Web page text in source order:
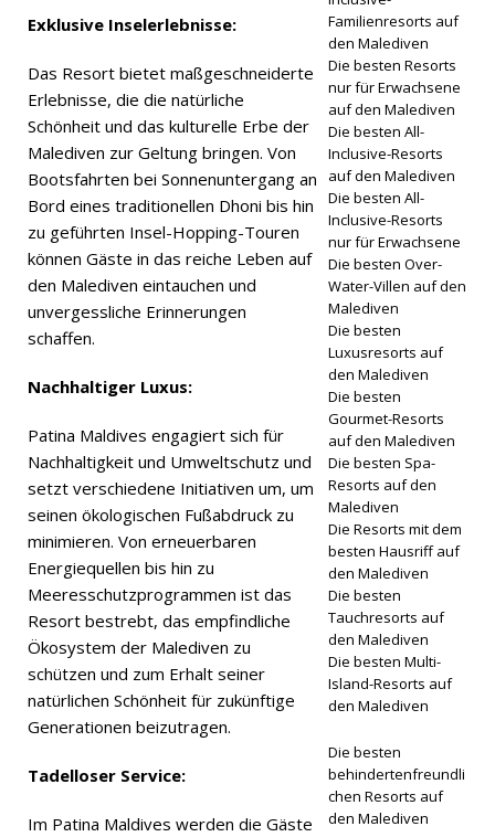
NGEBOTE
Exklusive Inselerlebnisse:
Das Resort bietet maßgeschneiderte
Erlebnisse, die die natürliche
Schönheit und das kulturelle Erbe der
Malediven zur Geltung bringen. Von
Bootsfahrten bei Sonnenuntergang an
Bord eines traditionellen Dhoni bis hin
zu geführten Insel-Hopping-Touren
können Gäste in das reiche Leben auf
den Malediven eintauchen und
unvergessliche Erinnerungen
schaffen.
Nachhaltiger Luxus:
Patina Maldives engagiert sich für
Nachhaltigkeit und Umweltschutz und
setzt verschiedene Initiativen um, um
seinen ökologischen Fußabdruck zu
minimieren. Von erneuerbaren
Energiequellen bis hin zu
Meeresschutzprogrammen ist das
Resort bestrebt, das empfindliche
Ökosystem der Malediven zu
schützen und zum Erhalt seiner
natürlichen Schönheit für zukünftige
Generationen beizutragen.
Tadelloser Service:
Im Patina Maldives werden die Gäste
Familienresorts auf
den Malediven
Die besten Resorts
nur für Erwachsene
auf den Malediven
Die besten All-
Inclusive-Resorts
auf den Malediven
Die besten All-
Inclusive-Resorts
nur für Erwachsene
Die besten Over-
Water-Villen auf den
Malediven
Die besten
Luxusresorts auf
den Malediven
Die besten
Gourmet-Resorts
auf den Malediven
Die besten Spa-
Resorts auf den
Malediven
Die Resorts mit dem
besten Hausriff auf
den Malediven
Die besten
Tauchresorts auf
den Malediven
Die besten Multi-
Island-Resorts auf
den Malediven
Die besten
behindertenfreundli
chen Resorts auf
den Malediven